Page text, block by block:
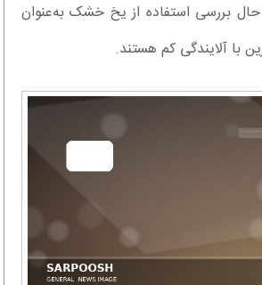
بررسی استفاده از یخ خشک به‌عنوان
با آلایندگی کم هستند.